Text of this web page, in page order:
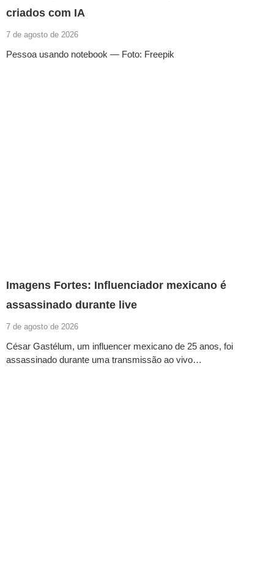
criados com IA
7 de agosto de 2026
Pessoa usando notebook — Foto: Freepik
Imagens Fortes: Influenciador mexicano é
assassinado durante live
7 de agosto de 2026
César Gastélum, um influencer mexicano de 25 anos, foi
assassinado durante uma transmissão ao vivo…